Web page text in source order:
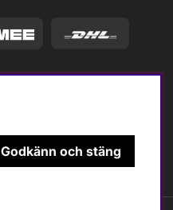
Godkänn och stäng